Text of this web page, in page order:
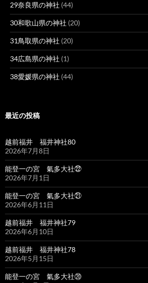
29奈良県の神社 (44)
30和歌山県の神社 (20)
31鳥取県の神社 (20)
34広島県の神社 (1)
38愛媛県の神社 (44)
最近の投稿
越前福井 福井神社80
2026年7月8日
能登一の宮 氣多大社㉒
2026年7月1日
能登一の宮 氣多大社㉑
2026年6月11日
越前福井 福井神社79
2026年6月10日
越前福井 福井神社78
2026年5月15日
能登一の宮 氣多大社⑳